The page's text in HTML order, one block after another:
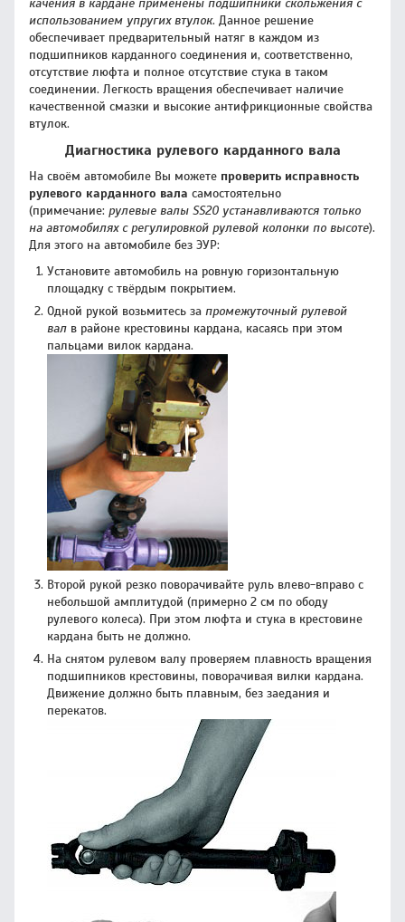
качения в кардане применены подшипники скольжения с
использованием упругих втулок. Данное решение
обеспечивает предварительный натяг в каждом из
подшипников карданного соединения и, соответственно,
отсутствие люфта и полное отсутствие стука в таком
соединении. Легкость вращения обеспечивает наличие
качественной смазки и высокие антифрикционные свойства
втулок.
Диагностика рулевого карданного вала
На своём автомобиле Вы можете проверить исправность
рулевого карданного вала самостоятельно
(примечание: рулевые валы SS20 устанавливаются только
на автомобилях с регулировкой рулевой колонки по высоте).
Для этого на автомобиле без ЭУР:
Установите автомобиль на ровную горизонтальную
площадку с твёрдым покрытием.
Одной рукой возьмитесь за промежуточный рулевой
вал в районе крестовины кардана, касаясь при этом
пальцами вилок кардана.
Второй рукой резко поворачивайте руль влево-вправо с
небольшой амплитудой (примерно 2 см по ободу
рулевого колеса). При этом люфта и стука в крестовине
кардана быть не должно.
На снятом рулевом валу проверяем плавность вращения
подшипников крестовины, поворачивая вилки кардана.
Движение должно быть плавным, без заедания и
перекатов.